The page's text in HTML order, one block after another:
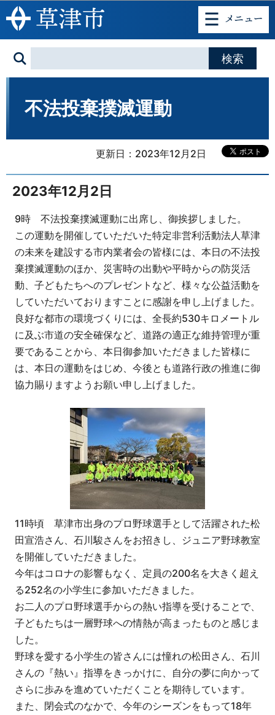
このページの本文へ移動
不法投棄撲滅運動
更新日：2023年12月2日
2023年12月2日
9時 不法投棄撲滅運動に出席し、御挨拶しました。
この運動を開催していただいた特定非営利活動法人草津
の未来を建設する市内業者会の皆様には、本日の不法投
棄撲滅運動のほか、災害時の出動や平時からの防災活
動、子どもたちへのプレゼントなど、様々な公益活動を
していただいておりますことに感謝を申し上げました。
良好な都市の環境づくりには、全長約530キロメートル
に及ぶ市道の安全確保など、道路の適正な維持管理が重
要であることから、本日御参加いただきました皆様に
は、本日の運動をはじめ、今後とも道路行政の推進に御
協力賜りますようお願い申し上げました。
11時頃 草津市出身のプロ野球選手として活躍された松
田宣浩さん、石川駿さんをお招きし、ジュニア野球教室
を開催していただきました。
今年はコロナの影響もなく、定員の200名を大きく超え
る252名の小学生に参加いただきました。
お二人のプロ野球選手からの熱い指導を受けることで、
子どもたちは一層野球への情熱が高まったものと感じま
した。
野球を愛する小学生の皆さんには憧れの松田さん、石川
さんの『熱い』指導をきっかけに、自分の夢に向かって
さらに歩みを進めていただくことを期待しています。
また、閉会式のなかで、今年のシーズンをもって18年